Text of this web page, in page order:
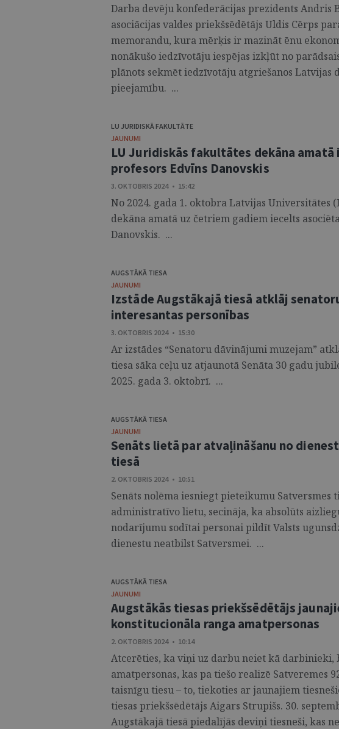
Darba devēju konfederācijas prezidents Andris
asociācijas valdes priekšsēdētājs Uldis Cērps
memorandu, kura mērķis ir mazināt ēnu
nonākušo iedzīvotāju iespējas izkļūt no
plānots sekmēt iedzīvotāju atgriešanos Latvijas
pieejamību. ...
LU JURIDISKĀ FAKULTĀTE
JAUNUMI
LU Juridiskās fakultātes dekāna
profesors Edvīns Danovskis
3. OKTOBRIS 2024 • 15:42
No 2024. gada 1. oktobra Latvijas Universitātes
dekāna amatā uz četriem gadiem iecelts
Danovskis. ...
AUGSTĀKĀ TIESA
JAUNUMI
Izstāde Augstākajā tiesā atklāj
interesantas personības
3. OKTOBRIS 2024 • 15:30
Ar izstādes “Senatoru dāvinājumi muzejam”
tiesa sāka ceļu uz atjaunotā Senāta 30 gadu
2025. gada 3. oktobrī. ...
AUGSTĀKĀ TIESA
JAUNUMI
Senāts lietā par atvaļināšanu no
tiesā
2. OKTOBRIS 2024 • 10:51
Senāts nolēma iesniegt pieteikumu Satversmes
administratīvo lietu, secināja, ka absolūts
nodarījumu sodītai personai pildīt Valsts
dienestu neatbilst Satversmei. ...
AUGSTĀKĀ TIESA
JAUNUMI
Augstākās tiesas priekšsēdētājs
konstitucionāla ranga amatpersonas
2. OKTOBRIS 2024 • 10:14
Atcerēties, ka viņi uz darbu neiet kā
amatpersonas, kas pa tiešo realizē Satveremes
taisnīgu tiesu – to, tiekoties ar jaunajiem
tiesas priekšsēdētājs Aigars Strupišs. 30.
Augstākajā tiesā piedalījās deviņi tiesneši, kas